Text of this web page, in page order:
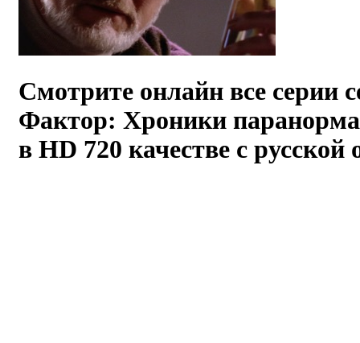
Смотрите онлайн все серии
Фактор: Хроники
в HD 720 качестве с русской